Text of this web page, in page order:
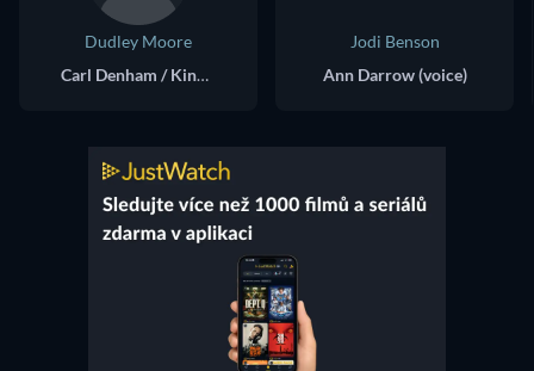
Dudley Moore
Carl Denham / King Kong (voice)
Jodi Benson
Ann Darrow (voice)